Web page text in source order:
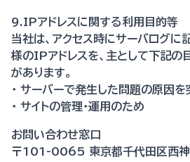
9.IPアドレスに関する利用目的等
当社は、アクセス時にサーバログに
様のIPアドレスを、主として下記の
があります。
・ サーバーで発生した問題の原因
・ サイトの管理・運用のため
お問い合わせ窓口
〒101-0065 東京都千代田区西神